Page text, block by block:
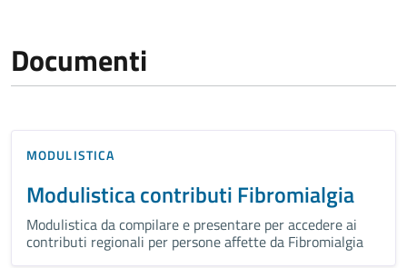
Documenti
MODULISTICA
Modulistica contributi Fibromialgia
Modulistica da compilare e presentare per accedere ai
contributi regionali per persone affette da Fibromialgia